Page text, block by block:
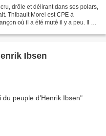
drôle et délirant dans ses polars,
Thibault Morel est CPE à
où il a été muté il y a peu. Il a
Ibsen